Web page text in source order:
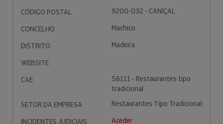
CÓDIGO POSTAL
9200-032 - CANIÇAL
CONCELHO
Machico
DISTRITO
Madeira
WEBSITE
CAE
56111 - Restaurantes tipo
tradicional
SETOR DA EMPRESA
Restaurantes Tipo Tradicional
INCIDENTES JUDICIAIS
Aceder